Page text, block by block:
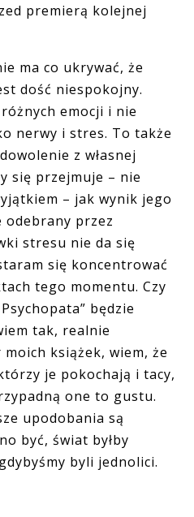
premierą kolejnej
ma co ukrywać, że
dość niespokojny.
emocji i nie
nerwy i stres. To także
z własnej
się przejmuje – nie
– jak wynik jego
odebrany przez
stresu nie da się
się koncentrować
tego momentu. Czy
będzie
tak, realnie
książek, wiem, że
je pokochają i tacy,
one to gustu.
upodobania są
być, świat byłby
byli jednolici.